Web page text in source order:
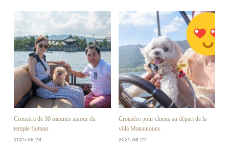
Croisière de 30 minutes autour du
temple flottant.
2025.08.23
Croisière pour chiens au départ de la
villa Matsunoura.
2025.08.22